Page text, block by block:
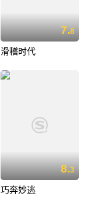
7.8
滑稽时代
8.3
巧奔妙逃